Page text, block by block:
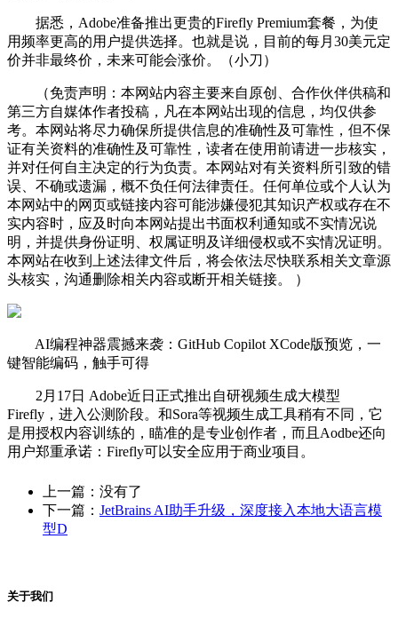
据悉，Adobe准备推出更贵的Firefly Premium套餐，为使
用频率更高的用户提供选择。也就是说，目前的每月30美元定
价并非最终价，未来可能会涨价。（小刀）
（免责声明：本网站内容主要来自原创、合作伙伴供稿和
第三方自媒体作者投稿，凡在本网站出现的信息，均仅供参
考。本网站将尽力确保所提供信息的准确性及可靠性，但不保
证有关资料的准确性及可靠性，读者在使用前请进一步核实，
并对任何自主决定的行为负责。本网站对有关资料所引致的错
误、不确或遗漏，概不负任何法律责任。任何单位或个人认为
本网站中的网页或链接内容可能涉嫌侵犯其知识产权或存在不
实内容时，应及时向本网站提出书面权利通知或不实情况说
明，并提供身份证明、权属证明及详细侵权或不实情况证明。
本网站在收到上述法律文件后，将会依法尽快联系相关文章源
头核实，沟通删除相关内容或断开相关链接。 ）
AI编程神器震撼来袭：GitHub Copilot XCode版预览，一
键智能编码，触手可得
2月17日 Adobe近日正式推出自研视频生成大模型
Firefly，进入公测阶段。和Sora等视频生成工具稍有不同，它
是用授权内容训练的，瞄准的是专业创作者，而且Aodbe还向
用户郑重承诺：Firefly可以安全应用于商业项目。
上一篇：没有了
下一篇： JetBrains AI助手升级，深度接入本地大语言模
型D
关于我们